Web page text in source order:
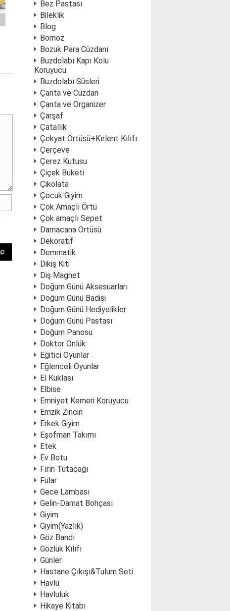
Bez Pastası
Bileklik
Blog
Bornoz
Bozuk Para Cüzdanı
Buzdolabı Kapı Kolu
Koruyucu
Buzdolabı Süsleri
Çanta ve Cüzdan
Çanta ve Organizer
Çarşaf
Çatallık
Çekyat Örtüsü+Kırlent Kılıfı
Çerçeve
Çerez Kutusu
Çiçek Buketi
Çikolata
Çocuk Giyim
Çok Amaçlı Örtü
Çok amaçlı Sepet
Damacana Örtüsü
Dekoratif
Demmatik
Dikiş Kiti
Diş Magnet
Doğum Günü Aksesuarları
Doğum Günü Badisi
Doğum Günü Hediyelikler
Doğum Günü Pastası
Doğum Panosu
Doktor Önlük
Eğitici Oyunlar
Eğlenceli Oyunlar
El Kuklası
Elbise
Emniyet Kemeri Koruyucu
Emzik Zinciri
Erkek Giyim
Eşofman Takımı
Etek
Ev Botu
Fırın Tutacağı
Fular
Gece Lambası
Gelin-Damat Bohçası
Giyim
Giyim(Yazlık)
Göz Bandı
Gözlük Kılıfı
Günler
Hastane Çıkışı&Tulum Seti
Havlu
Havluluk
Hikaye Kitabı